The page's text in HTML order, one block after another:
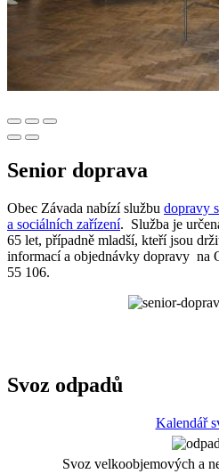
Senior doprava
Obec Závada nabízí službu dopravy
a sociálních zařízení. Služba je
65 let, případně mladší, kteří jsou
informací a objednávky dopravy na
55 106.
Svoz odpadů
Kalendář
Svoz velkoobjemových a